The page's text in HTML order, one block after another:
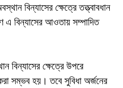
বিন্যাসের ক্ষেত্রে তত্ত্বাবধান
এ বিন্যাসের আওতায় সম্পাদিত
বিন্যাসের ক্ষেত্রে উপরে
সম্ভব হয়। তবে সুবিধা অর্জনের